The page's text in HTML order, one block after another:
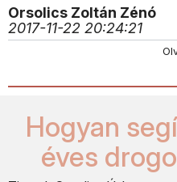
Orsolics Zoltán Zénó
2017-11-22 20:24:21
Hogyan
éves